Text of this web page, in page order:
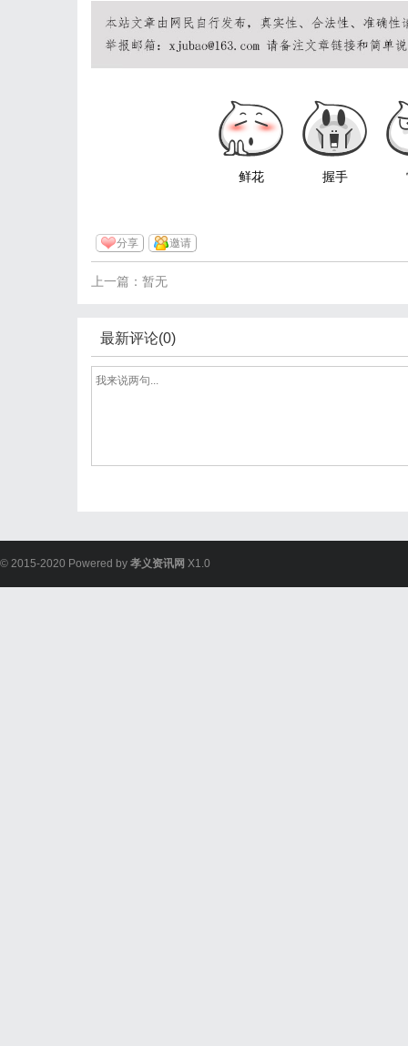
鲜花 握手
分享 邀请
上一篇：暂无
最新评论(0)
© 2015-2020 Powered by 孝义资讯网 X1.0